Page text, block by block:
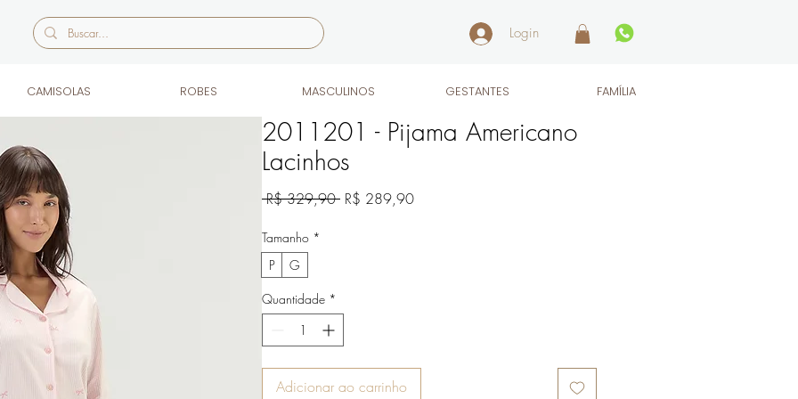
Login
CAMISOLAS ROBES MASCULINOS GESTANTES FAMÍLIA
2011201 - Pijama Americano
Lacinhos
R$ 329,90 Preço
R$ 289,90Preço
Tamanho *
P
G
Quantidade *
Adicionar ao carrinho